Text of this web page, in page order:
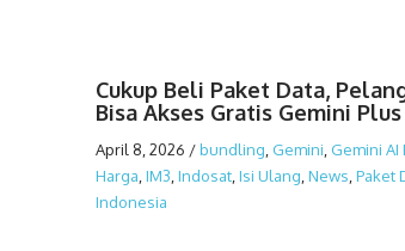
Cukup Beli Paket Data,
Bisa Akses Gratis Gemini Plus
April 8, 2026 /bundling, Gemini, Gemini AI
Harga,IM3,Indosat,Isi Ulang,News,Paket
Indonesia